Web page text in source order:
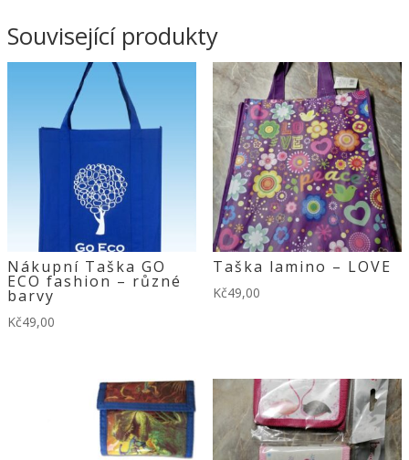
Související produkty
Nákupní Taška GO
ECO fashion – různé
barvy
Kč49,00
Taška lamino – LOVE
Kč49,00